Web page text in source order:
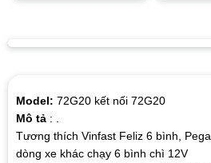
Model: 72G20 kết nối 72G20
Mô tả: .
Tương thích Vinfast Feliz 6 bình,
dòng xe khác chạy 6 bình chì 12V